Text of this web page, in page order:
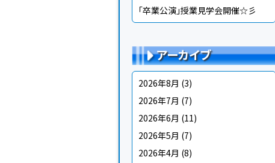
「卒業公演」授業見学会開催☆彡
アーカイブ
2026年8月 (3)
2026年7月 (7)
2026年6月 (11)
2026年5月 (7)
2026年4月 (8)